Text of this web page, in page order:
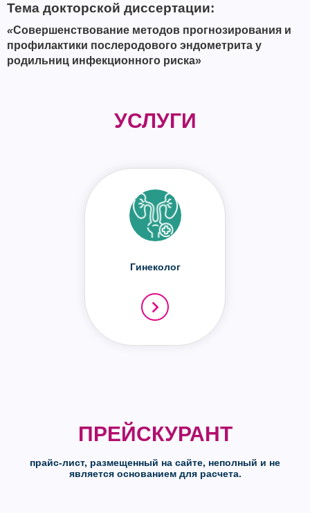
Тема докторской диссертации:
«Совершенствование методов прогнозирования и
профилактики послеродового эндометрита у
родильниц инфекционного риска»
УСЛУГИ
Гинеколог
ПРЕЙСКУРАНТ
прайс-лист, размещенный на сайте, неполный и не
является основанием для расчета.